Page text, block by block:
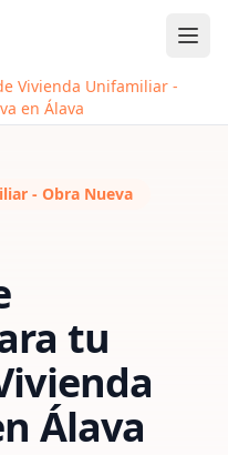
Vivienda Unifamiliar -
en Álava
- Obra Nueva
tu
Álava